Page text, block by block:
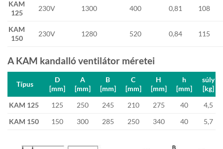
KAM
125
230V 1300 400 0,81 108
KAM
150
230V 1280 520 0,84 115
A KAM kandalló ventilátor méretei
Típus
D
[mm]
A
[mm]
B
[mm]
C
[mm]
H
[mm]
h
[mm]
súly
[kg]
KAM 125
125 250 245 210 275 40
4,5
KAM 150
150 300 285 250 340 40 5,7